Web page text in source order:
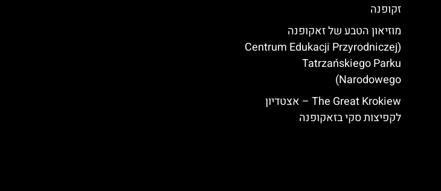
זקופנה
מוזיאון הטבע של זאקופנה
(Centrum Edukacji Przyrodniczej
Tatrzańskiego Parku
Narodowego)
The Great Krokiew – אצטדיון
לקפיצות סקי בזאקופנה